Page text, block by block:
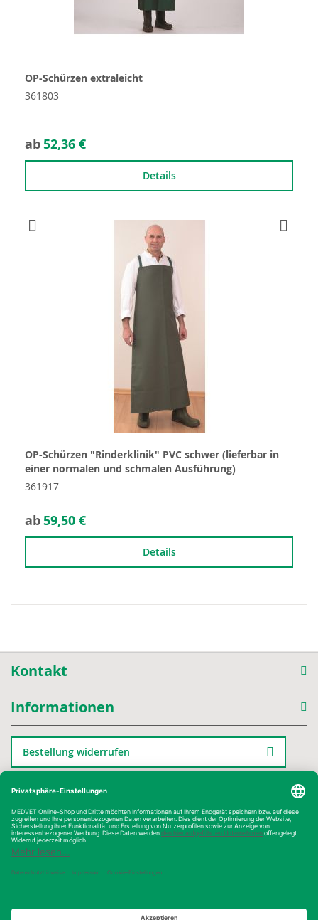
OP-Schürzen extraleicht
361803
ab52,36 €
Details
OP-Schürzen "Rinderklinik" PVC schwer (lieferbar in
einer normalen und schmalen Ausführung)
361917
ab59,50 €
Details
Kontakt
Informationen
Bestellung widerrufen
Kategorien
Kauf auf